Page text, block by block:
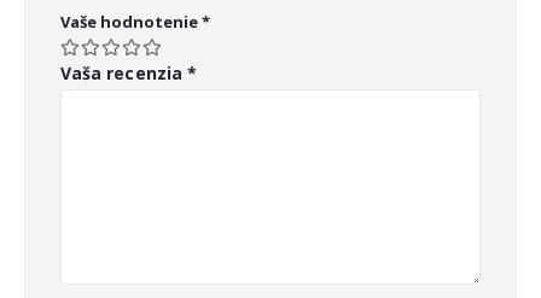
Vaše hodnotenie*
Vaša recenzia *